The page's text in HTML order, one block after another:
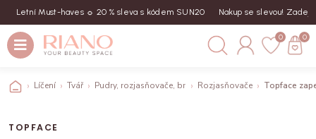
Letní Must-haves ☼ 20 % sleva s kódem SUN20 Nakup se slevou! Zadej
0 0
Líčení Tvář Pudry, rozjasňovače, bronzery, tvářenky
Rozjasňovače Topface
TOPFACE